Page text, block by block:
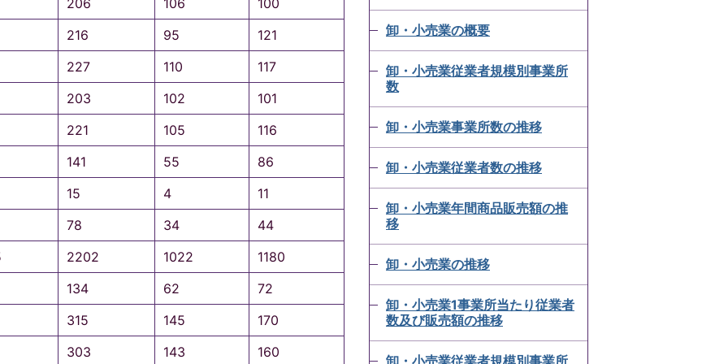
206 106
100
216
95
121
227
110
117
203
102
101
221
105
116
141
55
86
15
4
11
78
34
44
2202 1022
1180
134
62
72
315
145
170
303
143 160
卸・小売業の概要
卸・小売業従業者規模別事業所
数
卸・小売業事業所数の推移
卸・小売業従業者数の推移
卸・小売業年間商品販売額の推
移
卸・小売業の推移
卸・小売業1事業所当たり従業者
数及び販売額の推移
卸・小売業従業者規模別事業所